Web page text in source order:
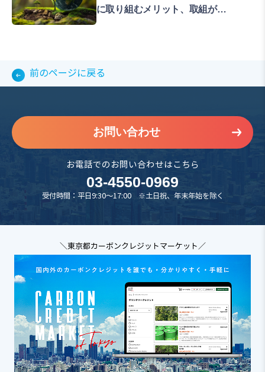
に取り組むメリット、取組が遅
れた時のリスクについて解説し
前のページに戻る
お問い合わせ
お電話でのお問い合わせはこちら
03-4550-0969
受付時間：平日9:30～17:00 ※土日祝、年末年始を除く
＼東京都カーボンクレジットマーケット／